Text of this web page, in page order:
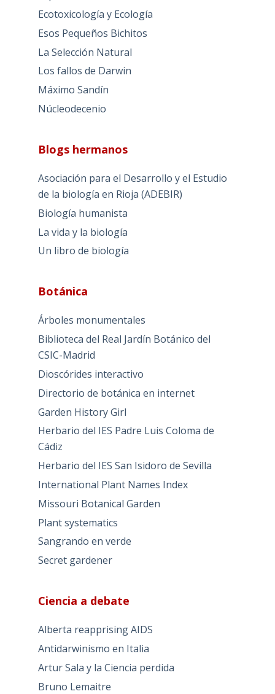
Ecotoxicología y Ecología
Esos Pequeños Bichitos
La Selección Natural
Los fallos de Darwin
Máximo Sandín
Núcleodecenio
Blogs hermanos
Asociación para el Desarrollo y el Estudio
de la biología en Rioja (ADEBIR)
Biología humanista
La vida y la biología
Un libro de biología
Botánica
Árboles monumentales
Biblioteca del Real Jardín Botánico del
CSIC-Madrid
Dioscórides interactivo
Directorio de botánica en internet
Garden History Girl
Herbario del IES Padre Luis Coloma de
Cádiz
Herbario del IES San Isidoro de Sevilla
International Plant Names Index
Missouri Botanical Garden
Plant systematics
Sangrando en verde
Secret gardener
Ciencia a debate
Alberta reapprising AIDS
Antidarwinismo en Italia
Artur Sala y la Ciencia perdida
Bruno Lemaitre